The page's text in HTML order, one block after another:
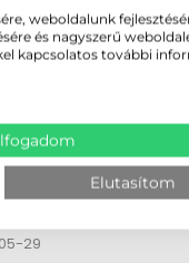
29
weboldalunk
és nagyszerű
kapcsolatos további
Elutasítom